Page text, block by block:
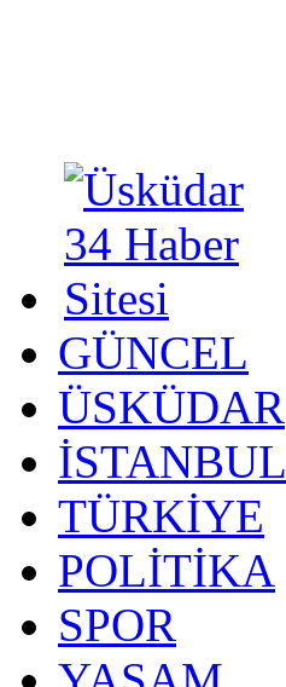
GÜNCEL
ÜSKÜDAR
İSTANBUL
TÜRKİYE
POLİTİKA
SPOR